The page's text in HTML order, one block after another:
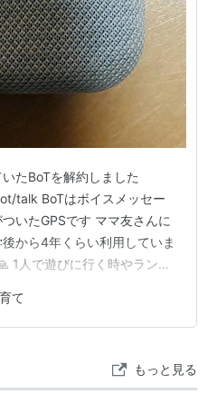
たBoTを解約しました
talk BoTはボイスメッセー
いたGPSです ママ友さんに
から4年くらい利用していま
1人で遊びに行く時やランド
いうこと BoTのメリット
クに忍ばせることができる
局ランドセルにはアップル
ので、BoT使用頻度が…
て
もっと見る